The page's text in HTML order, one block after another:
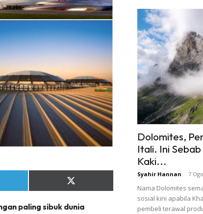
Share
on
(Twitter)
paling sibuk dunia
Dolomites,
Itali. Ini
Kaki...
Syahir Hannan - 7
Nama Dolomites
sosial kini apabila
pembeli terawal